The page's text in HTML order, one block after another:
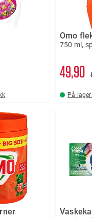
Omo
750 ml,
49 90
På